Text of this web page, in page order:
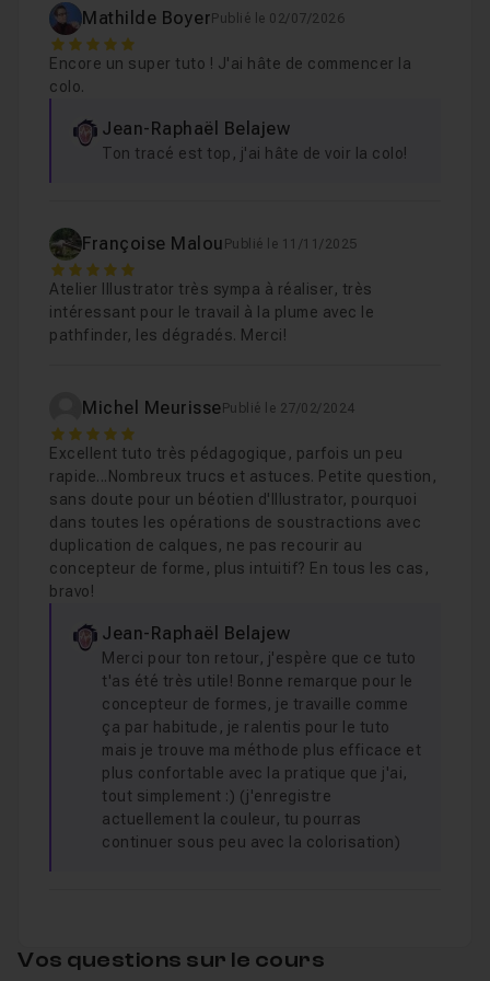
6 - la capuche 1 11m07
Leçon 10 7 - la capuche 2 05m08
Leçon 11
Leçon 12 9 - la capuche 3
Leçon 14 11 - le ruban gauche 12m19
Leçon 15 12 - la manche gauche
Leçon 17
Leçon 18 15 - la veste 1 07m18
Leçon 19 16 - la veste 2 10m25
Mathilde Boyer Publié le 02/07/2026
5
Encore un super tuto ! J'ai hâte de commencer la
colo.
Jean-Raphaël Belajew
Ton tracé est top, j'ai hâte de voir la colo!
Françoise Malou Publié le 11/11/2025
5
Atelier Illustrator très sympa à réaliser, très
intéressant pour le travail à la plume avec le
pathfinder, les dégradés. Merci!
Michel Meurisse Publié le 27/02/2024
5
Excellent tuto très pédagogique, parfois un peu
rapide...Nombreux trucs et astuces. Petite question,
sans doute pour un béotien d'Illustrator, pourquoi
dans toutes les opérations de soustractions avec
duplication de calques, ne pas recourir au
concepteur de forme, plus intuitif? En tous les cas,
bravo!
Jean-Raphaël Belajew
Merci pour ton retour, j'espère que ce tuto
t'as été très utile! Bonne remarque pour le
concepteur de formes, je travaille comme
ça par habitude, je ralentis pour le tuto
mais je trouve ma méthode plus efficace et
plus confortable avec la pratique que j'ai,
tout simplement :) (j'enregistre
actuellement la couleur, tu pourras
continuer sous peu avec la colorisation)
Vos questions sur le cours